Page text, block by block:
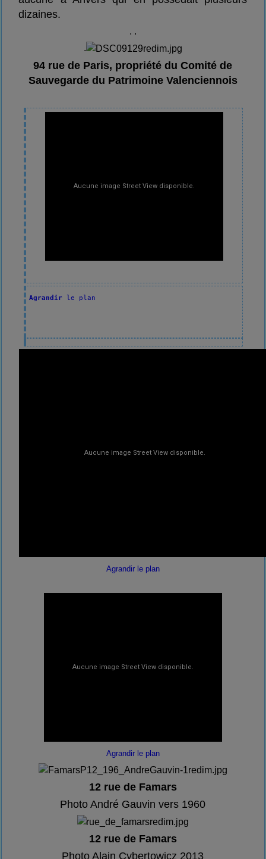
dizaines.
. .
.
94 rue de Paris, propriété du Comité de
Sauvegarde du Patrimoine Valenciennois
Agrandir le plan
Agrandir le plan
Agrandir le plan
12 rue de Famars
Photo André Gauvin vers 1960
12 rue de Famars
Photo Alain Cybertowicz 2013